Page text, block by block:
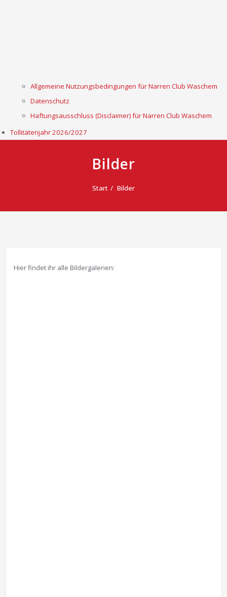
Allgemeine Nutzungsbedingungen für Narren Club Waschem
Datenschutz
Haftungsausschluss (Disclaimer) für Narren Club Waschem
Tollitätenjahr 2026/2027
Bilder
Start Bilder
Hier findet ihr alle Bildergalerien: